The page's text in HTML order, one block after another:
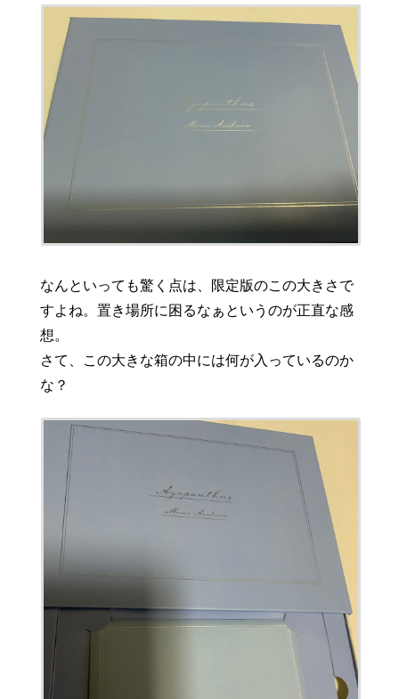
なんといっても驚く点は、限定版のこの大きさで
すよね。置き場所に困るなぁというのが正直な感
想。
さて、この大きな箱の中には何が入っているのか
な？